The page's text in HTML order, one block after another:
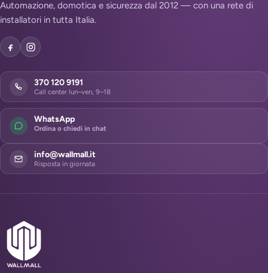
Automazione, domotica e sicurezza dal 2012 — con una rete di
installatori in tutta Italia.
370 120 9191
Call center lun–ven, 9–18
WhatsApp
Ordina o chiedi in chat
info@wallmall.it
Risposta in giornata